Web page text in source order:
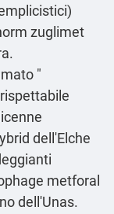
zuglimet
"
dell'Elche
metforal
dell'Unas.